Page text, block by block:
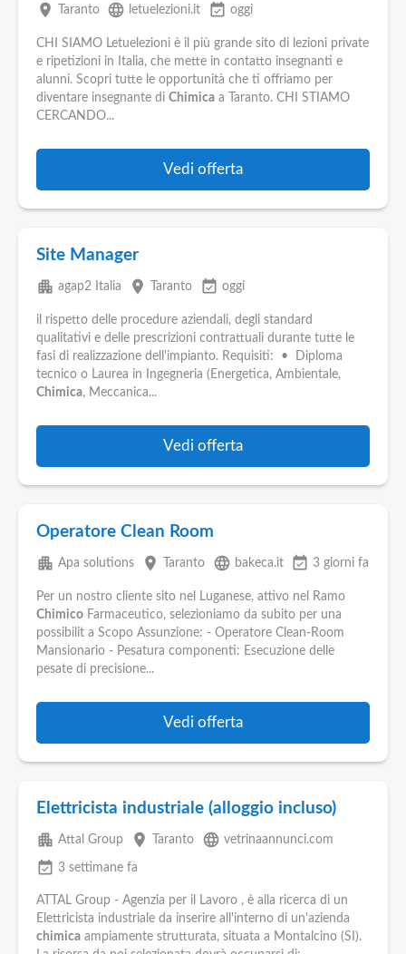
place Taranto language letuelezioni.it event_available oggi
CHI SIAMO Letuelezioni è il più grande sito di lezioni private
e ripetizioni in Italia, che mette in contatto insegnanti e
alunni. Scopri tutte le opportunità che ti offriamo per
diventare insegnante di Chimica a Taranto. CHI STIAMO
CERCANDO...
Vedi offerta
Site Manager
apartment agap2 Italia place Taranto event_available oggi
il rispetto delle procedure aziendali, degli standard
qualitativi e delle prescrizioni contrattuali durante tutte le
fasi di realizzazione dell'impianto. Requisiti: • Diploma
tecnico o Laurea in Ingegneria (Energetica, Ambientale,
Chimica, Meccanica...
Vedi offerta
Operatore Clean Room
apartment Apa solutions place Taranto language bakeca.it event_available 3 giorni fa
Per un nostro cliente sito nel Luganese, attivo nel Ramo
Chimico Farmaceutico, selezioniamo da subito per una
possibilit a Scopo Assunzione: - Operatore Clean-Room
Mansionario - Pesatura componenti: Esecuzione delle
pesate di precisione...
Vedi offerta
Elettricista industriale (alloggio incluso)
apartment Attal Group place Taranto language vetrinaannunci.com
event_available 3 settimane fa
ATTAL Group - Agenzia per il Lavoro , è alla ricerca di un
Elettricista industriale da inserire all'interno di un'azienda
chimica ampiamente strutturata, situata a Montalcino (SI).